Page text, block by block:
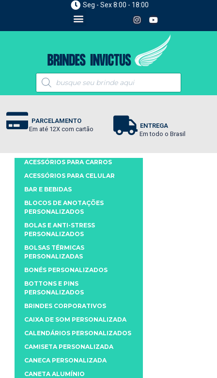
Seg - Sex 8:00 - 18:00
PARCELAMENTO
Em até 12X com cartão
ENTREGA
Em todo o Brasil
ACESSÓRIOS PARA CARROS
ACESSÓRIOS PARA CELULAR
BAR E BEBIDAS
BLOCOS DE ANOTAÇÕES
PERSONALIZADOS
BOLAS E ANTI-STRESS
PERSONALIZADOS
BOLSAS TÉRMICAS
PERSONALIZADAS
BONÉS PERSONALIZADOS
BOTTONS E PINS
PERSONALIZADOS
BRINDES CORPORATIVOS
CAIXA DE SOM PERSONALIZADA
CALENDÁRIOS PERSONALIZADOS
CAMISETA PERSONALIZADA
CANECA PERSONALIZADA
CANETA ALUMÍNIO